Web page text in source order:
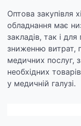
Оптова закупівля
обладнання має
закладів, так і для
зниженню витрат,
медичних послуг,
необхідних
у медичній галузі.